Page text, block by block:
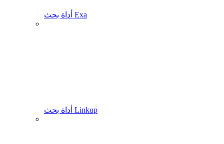
أداة بحث Exa
أداة بحث Linkup